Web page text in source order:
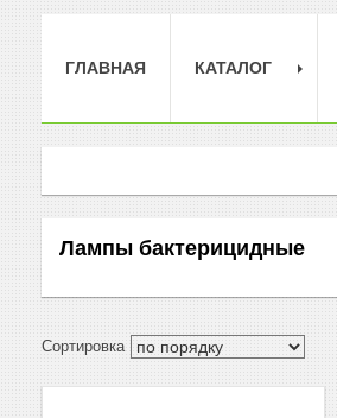
ГЛАВНАЯ КАТАЛОГ
Лампы бактерицидные